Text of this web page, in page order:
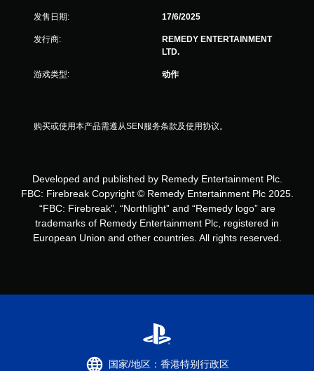
价
发售日期: 17/6/2025
发行商:
REMEDY ENTERTAINMENT
LTD.
游戏类型: 动作
购买或使用本产品需遵从SEN服务条款及使用协议。
Developed and published by Remedy Entertainment Plc.
FBC: Firebreak Copyright © Remedy Entertainment Plc 2025.
“FBC: Firebreak”, “Northlight” and “Remedy logo” are
trademarks of Remedy Entertainment Plc, registered in
European Union and other countries. All rights reserved.
国家/地区：香港特别行政区